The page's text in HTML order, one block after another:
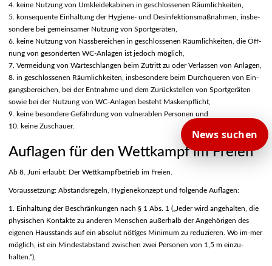
News suchen
4. keine Nutzung von Umkleidekabinen in geschlossenen Räumlichkeiten,
5. konsequente Einhaltung der Hygiene- und Desinfektionsmaßnahmen, insbe-
sondere bei gemeinsamer Nutzung von Sportgeräten,
6. keine Nutzung von Nassbereichen in geschlossenen Räumlichkeiten, die Öff-
nung von gesonderten WC-Anlagen ist jedoch möglich,
7. Vermeidung von Warteschlangen beim Zutritt zu oder Verlassen von Anlagen,
8. in geschlossenen Räumlichkeiten, insbesondere beim Durchqueren von Ein-
gangsbereichen, bei der Entnahme und dem Zurückstellen von Sportgeräten
sowie bei der Nutzung von WC-Anlagen besteht Maskenpflicht,
9. keine besondere Gefährdung von vulnerablen Personen und
10. keine Zuschauer.
Auflagen für den Wettkampf im Freien
Ab 8. Juni erlaubt: Der Wettkampfbetrieb im Freien.
Voraussetzung: Abstandsregeln, Hygienekonzept und folgende Auflagen:
1. Einhaltung der Beschränkungen nach § 1 Abs. 1 („Jeder wird angehalten, die
physischen Kontakte zu anderen Menschen außerhalb der Angehörigen des
eigenen Hausstands auf ein absolut nötiges Minimum zu reduzieren. Wo im-mer
möglich, ist ein Mindestabstand zwischen zwei Personen von 1,5 m einzu-
halten.“),